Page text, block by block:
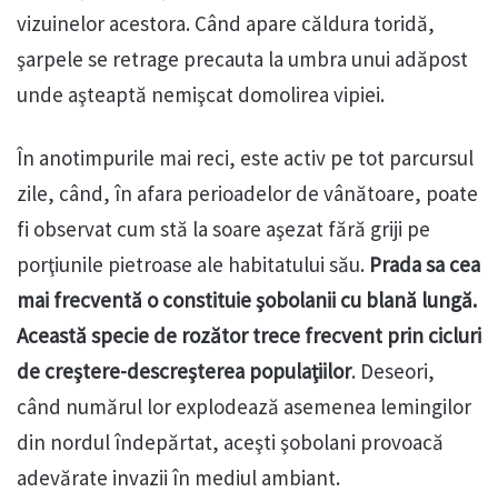
vizuinelor acestora. Când apare căldura toridă,
şarpele se retrage precauta la umbra unui adăpost
unde aşteaptă nemişcat domolirea vipiei.
În anotimpurile mai reci, este activ pe tot parcursul
zile, când, în afara perioadelor de vânătoare, poate
fi observat cum stă la soare aşezat fără griji pe
porţiunile pietroase ale habitatului său. Prada sa cea
mai frecventă o constituie şobolanii cu blană lungă.
Această specie de rozător trece frecvent prin cicluri
de creştere-descreşterea populaţiilor. Deseori,
când numărul lor explodează asemenea lemingilor
din nordul îndepărtat, aceşti şobolani provoacă
adevărate invazii în mediul ambiant.